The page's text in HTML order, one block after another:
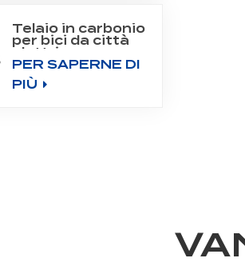
Telaio in carbonio
per bici da città
elettrica con
motore
posteriore 700C
PER SAPERNE DI
PIÙ